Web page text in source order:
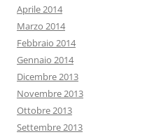
Aprile 2014
Marzo 2014
Febbraio 2014
Gennaio 2014
Dicembre 2013
Novembre 2013
Ottobre 2013
Settembre 2013